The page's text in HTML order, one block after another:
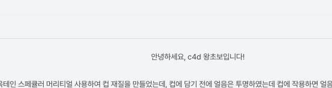
안녕하세요, c4d 왕초보입니다!
테인 스페큘러 머리티얼 사용하여 컵 재질을 만들었는데, 컵에 담기 전에 얼음은 투명하였는데 컵에 작용하면 얼